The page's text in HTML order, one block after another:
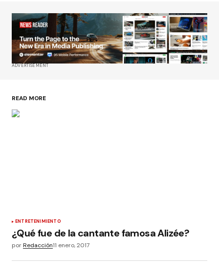
ADVERTISEMENT
READ MORE
ENTRETENIMIENTO
¿Qué fue de la cantante famosa Alizée?
porRedacción11 enero, 2017